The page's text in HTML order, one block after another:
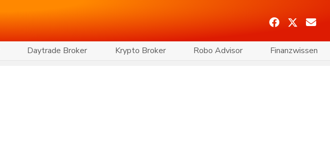
Daytrade Broker Krypto Broker Robo Advisor Finanzwissen